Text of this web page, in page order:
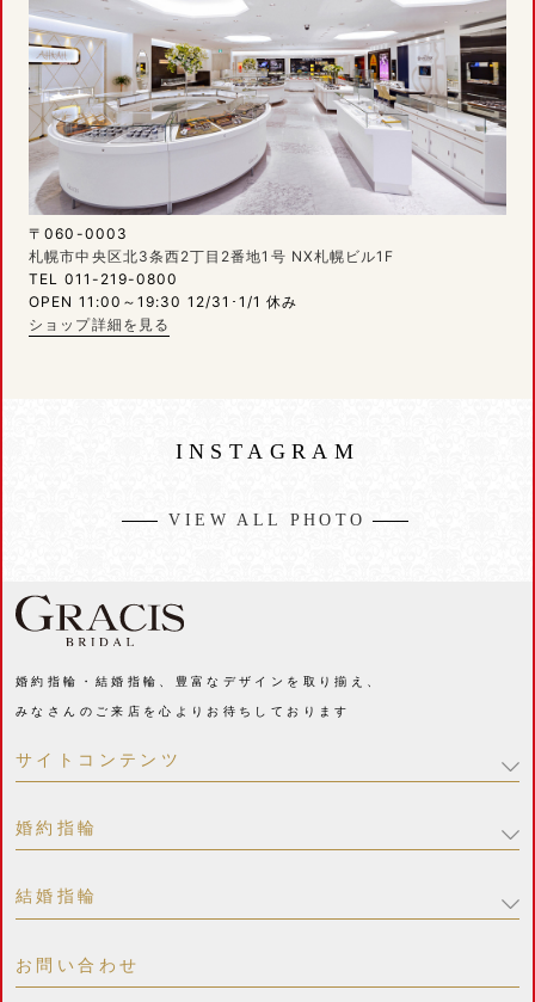
〒060-0003
札幌市中央区北3条西2丁目2番地1号 NX札幌ビル1F
TEL 011-219-0800
OPEN 11:00～19:30 12/31･1/1 休み
ショップ詳細を見る
INSTAGRAM
VIEW ALL PHOTO
婚約指輪・結婚指輪、豊富なデザインを取り揃え、
みなさんのご来店を心よりお待ちしております
サイトコンテンツ
婚約指輪
結婚指輪
お問い合わせ